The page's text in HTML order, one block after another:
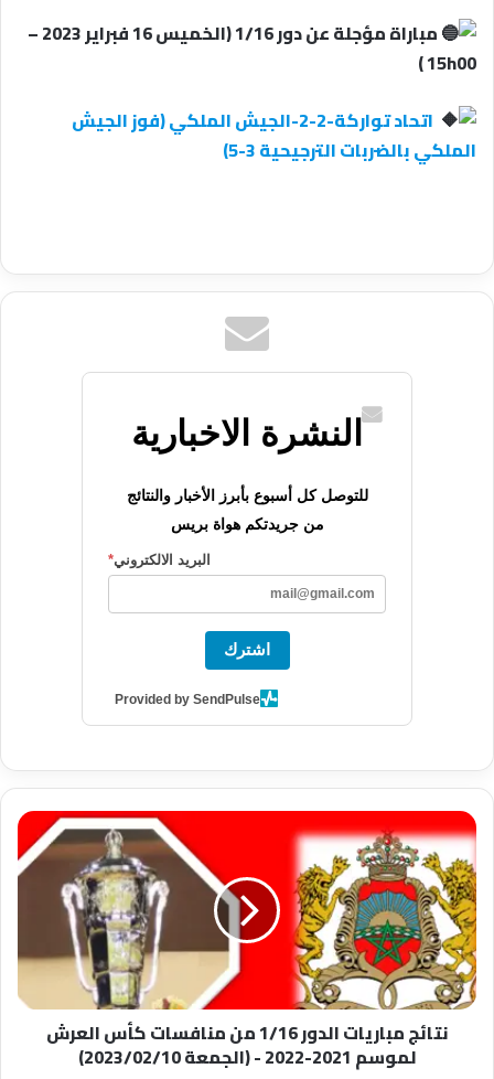
مباراة مؤجلة عن دور 1/16 (الخميس 16 فبراير 2023 –
15h00 )
اتحاد تواركة-2-2-الجيش الملكي (فوز الجيش
الملكي بالضربات الترجيحية 3-5)
النشرة الاخبارية
للتوصل كل أسبوع بأبرز الأخبار والنتائج
من جريدتكم هواة بريس
البريد الالكتروني*
اشترك
Provided by SendPulse
نتائج
مباريات
الدور
1/16
من
منافسات
كأس
العرش
لموسم
2021-
نتائج مباريات الدور 1/16 من منافسات كأس العرش
لموسم 2021-2022 - (الجمعة 2023/02/10)